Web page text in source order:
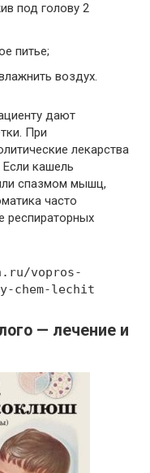
под голову 2
питье;
воздух.
дают
При
лекарства
Если кашель
спазмом мышц,
часто
респираторных
vopros-
chem-lechit
— лечение и